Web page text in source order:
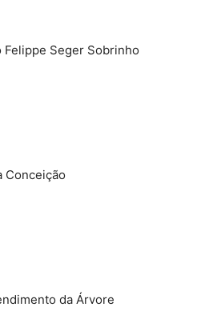
Felippe Seger Sobrinho
Conceição
da Árvore